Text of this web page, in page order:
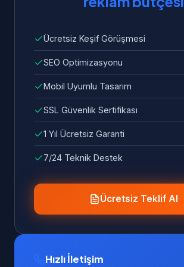
Ücretsiz Keşif Görüşmesi
SEO Optimizasyonu
Mobil Uyumlu Tasarım
SSL Güvenlik Sertifikası
1 Yıl Ücretsiz Garanti
7/24 Teknik Destek
Ücretsiz Teklif Al
Hızlı İletişim